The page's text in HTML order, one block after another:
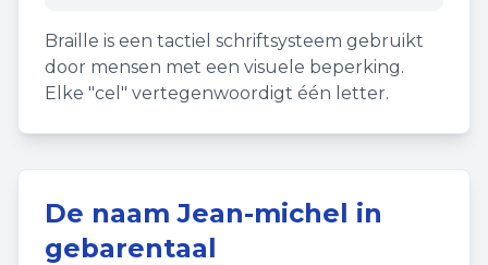
Braille is een tactiel schriftsysteem gebruikt
door mensen met een visuele beperking.
Elke "cel" vertegenwoordigt één letter.
De naamJean-michel in
gebarentaal